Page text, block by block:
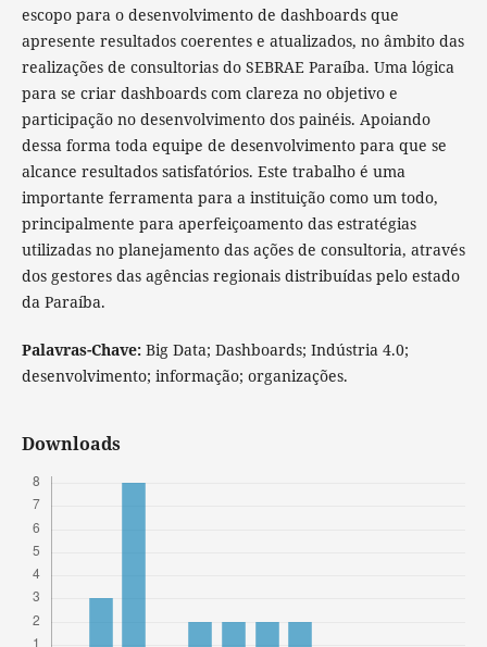
escopo para o desenvolvimento de dashboards que
apresente resultados coerentes e atualizados, no âmbito das
realizações de consultorias do SEBRAE Paraíba. Uma lógica
para se criar dashboards com clareza no objetivo e
participação no desenvolvimento dos painéis. Apoiando
dessa forma toda equipe de desenvolvimento para que se
alcance resultados satisfatórios. Este trabalho é uma
importante ferramenta para a instituição como um todo,
principalmente para aperfeiçoamento das estratégias
utilizadas no planejamento das ações de consultoria, através
dos gestores das agências regionais distribuídas pelo estado
da Paraíba.
Palavras-Chave: Big Data; Dashboards; Indústria 4.0;
desenvolvimento; informação; organizações.
Downloads